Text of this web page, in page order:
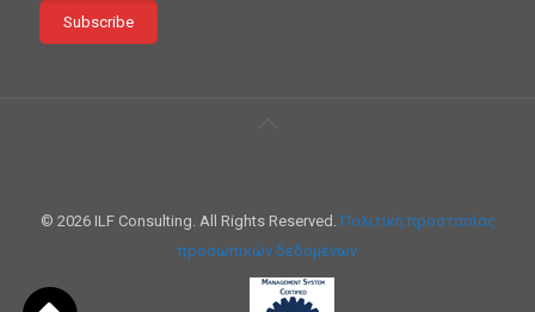
© 2026 ILF Consulting. All Rights Reserved. Πολιτική προστασίας
προσωπικών δεδομένων